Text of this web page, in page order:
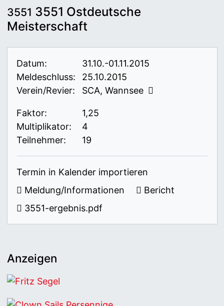
3551 3551 Ostdeutsche
Meisterschaft
Datum:
31.10.-01.11.2015
Meldeschluss:
25.10.2015
Verein/Revier:
SCA, Wannsee
Faktor:
1,25
Multiplikator:
4
Teilnehmer:
19
Termin in Kalender importieren
Meldung/Informationen
Bericht
3551-ergebnis.pdf
Anzeigen